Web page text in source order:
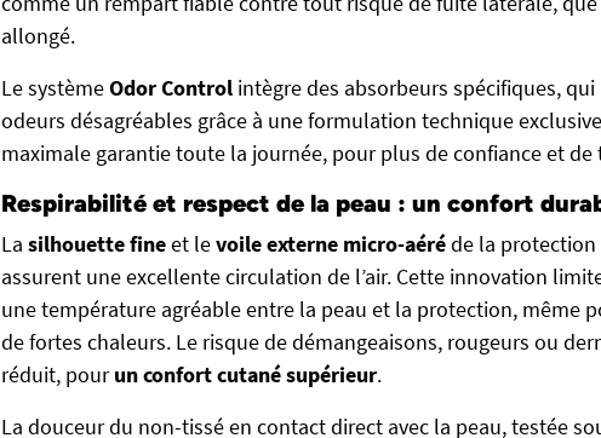
allongé.
Le systèmeOdor Control intègre des absorbeurs spécifiques,
odeurs désagréables grâce à une formulation technique
maximale garantie toute la journée, pour plus de confiance et
Respirabilité et respect de la peau : un confort
La silhouette fineet levoile externe micro-aéréde la protection
assurent une excellente circulation de l’air. Cette innovation
une température agréable entre la peau et la protection, même
de fortes chaleurs. Le risque de démangeaisons, rougeurs ou
réduit, pourun confort cutané supérieur.
La douceur du non-tissé en contact direct avec la peau, testée